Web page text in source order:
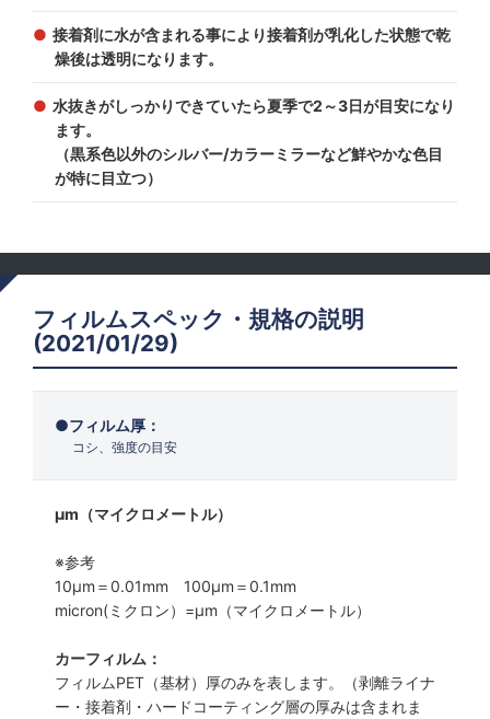
接着剤に水が含まれる事により接着剤が乳化した状態で乾
燥後は透明になります。
水抜きがしっかりできていたら夏季で2～3日が目安になり
ます。
（黒系色以外のシルバー/カラーミラーなど鮮やかな色目
が特に目立つ）
フィルムスペック・規格の説明
(2021/01/29)
フィルム厚：
コシ、強度の目安
μm（マイクロメートル）
※参考
10μm＝0.01mm 100μm＝0.1mm
micron(ミクロン）=µm（マイクロメートル）
カーフィルム：
フィルムPET（基材）厚のみを表します。（剥離ライナ
ー・接着剤・ハードコーティング層の厚みは含まれま